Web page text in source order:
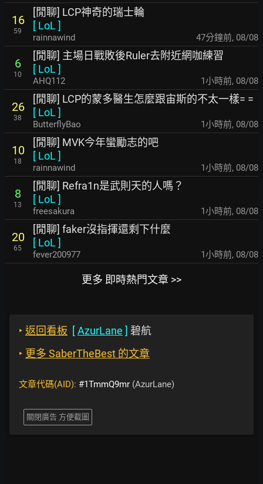
16
59
[閒聊] LCP神奇的瑞士輪
[ LoL ]
rainnawind 47分鐘前, 08/08
6
10
[閒聊] 主場日戰敗後Ruler去附近網咖練習
[ LoL ]
AHQ112 1小時前, 08/08
26
38
[閒聊] LCP的蒙多醫生怎麼跟宙斯的不太一樣= =
[ LoL ]
ButterflyBao 1小時前, 08/08
10
18
[閒聊] MVK今年蠻勵志的吧
[ LoL ]
rainnawind 1小時前, 08/08
8
13
[閒聊] Refra1n是武則天的人嗎？
[ LoL ]
freesakura 1小時前, 08/08
20
65
[閒聊] faker沒指揮還剩下什麼
[ LoL ]
fever200977 1小時前, 08/08
更多 即時熱門文章 >>
‣ 返回看板 [AzurLane ] 碧航
‣ 更多 SaberTheBest 的文章
文章代碼(AID): #1TmmQ9mr (AzurLane)
關閉廣告 方便截圖